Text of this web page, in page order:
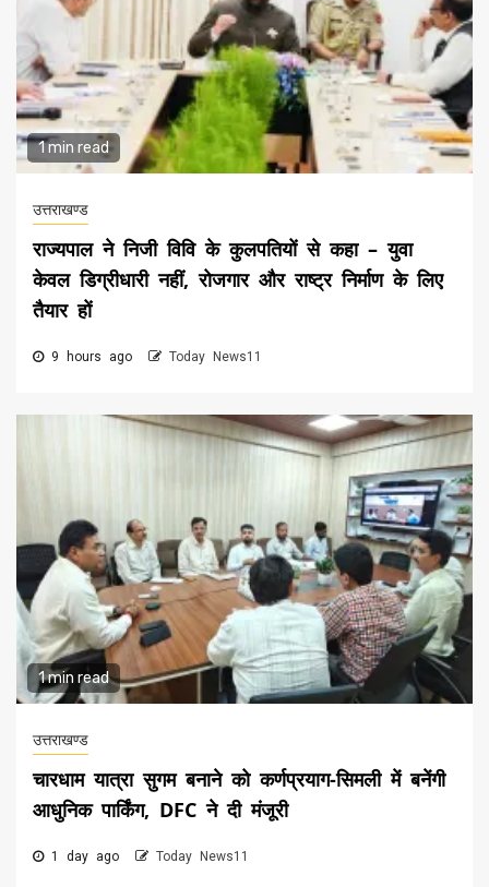
1 min read
उत्तराखण्ड
राज्यपाल ने निजी विवि के कुलपतियों से कहा – युवा
केवल डिग्रीधारी नहीं, रोजगार और राष्ट्र निर्माण के लिए
तैयार हों
9 hours ago Today News11
1 min read
उत्तराखण्ड
चारधाम यात्रा सुगम बनाने को कर्णप्रयाग-सिमली में बनेंगी
आधुनिक पार्किंग, DFC ने दी मंजूरी
1 day ago Today News11